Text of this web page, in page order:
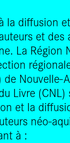
la diffusion
et des
La Région
de Nouvelle-
Livre (CNL)
et la
néo-
à :